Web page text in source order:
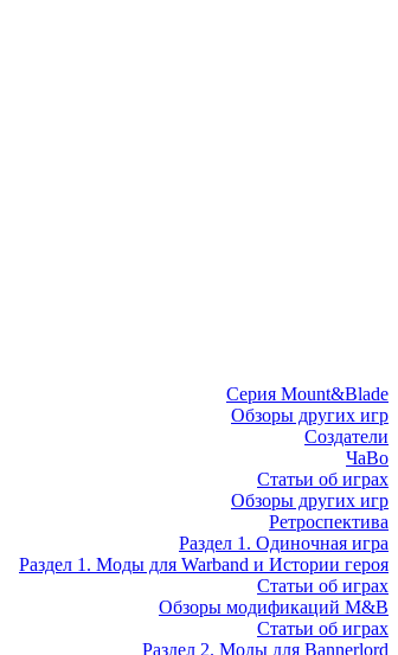
Серия Mount&Blade
Обзоры других игр
Создатели
ЧаВо
Статьи об играх
Обзоры других игр
Ретроспектива
Раздел 1. Одиночная игра
Раздел 1. Моды для Warband и Истории героя
Статьи об играх
Обзоры модификаций M&B
Статьи об играх
Раздел 2. Моды для Bannerlord